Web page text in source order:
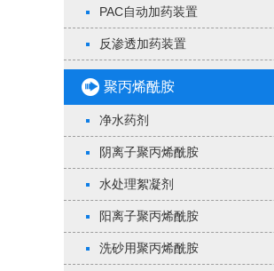
PAC自动加药装置
反渗透加药装置
聚丙烯酰胺
净水药剂
阴离子聚丙烯酰胺
水处理絮凝剂
阳离子聚丙烯酰胺
洗砂用聚丙烯酰胺